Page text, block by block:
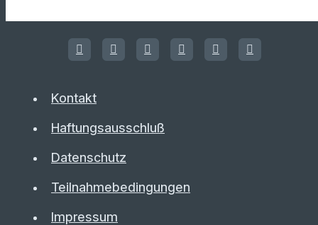
Kontakt
Haftungsausschluß
Datenschutz
Teilnahmebedingungen
Impressum